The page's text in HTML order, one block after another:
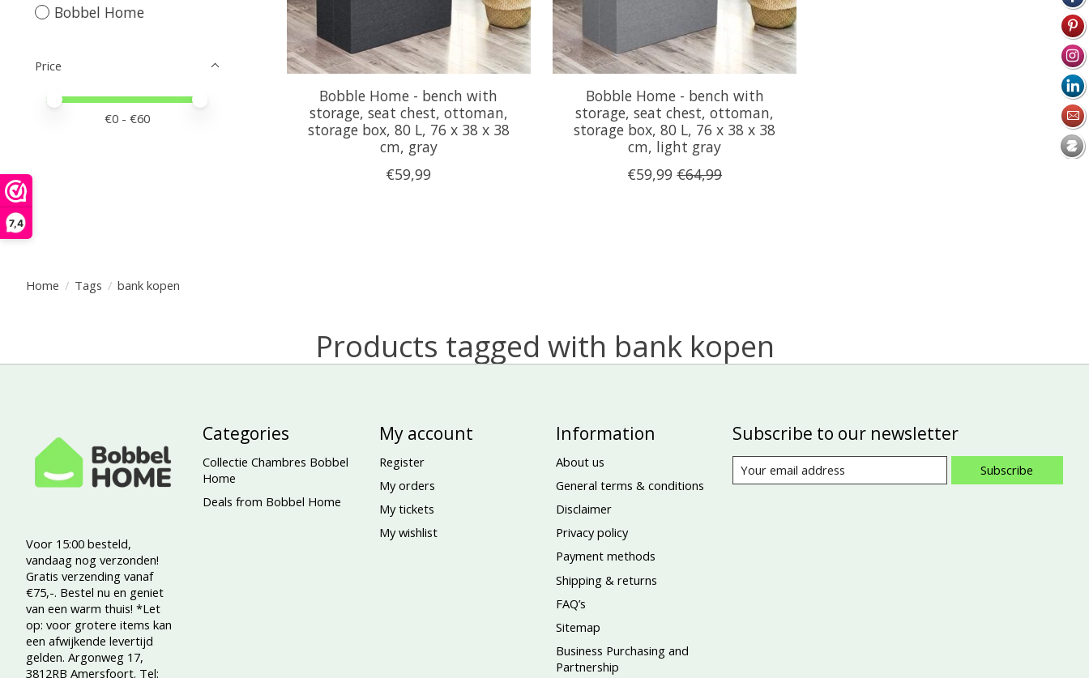
7,4
Home / Tags / bank kopen
Products tagged with bank kopen
Bobbel Home
Price
Price minimum value
Price maximum value
€0 - €60
Bobble Home - bench with
storage, seat chest, ottoman,
storage box, 80 L, 76 x 38 x 38
cm, gray
€59,99
Bobble Home - bench with
storage, seat chest, ottoman,
storage box, 80 L, 76 x 38 x 38
cm, light gray
€59,99 €64,99
Voor 15:00 besteld,
vandaag nog verzonden!
Gratis verzending vanaf
€75,-. Bestel nu en geniet
van een warm thuis! *Let
op: voor grotere items kan
een afwijkende levertijd
gelden. Argonweg 17,
3812RB Amersfoort. Tel:
Categories
Collectie Chambres Bobbel
Home
Deals from Bobbel Home
My account
Register
My orders
My tickets
My wishlist
Information
About us
General terms & conditions
Disclaimer
Privacy policy
Payment methods
Shipping & returns
FAQ’s
Sitemap
Business Purchasing and
Partnership
Subscribe to our newsletter
Subscribe